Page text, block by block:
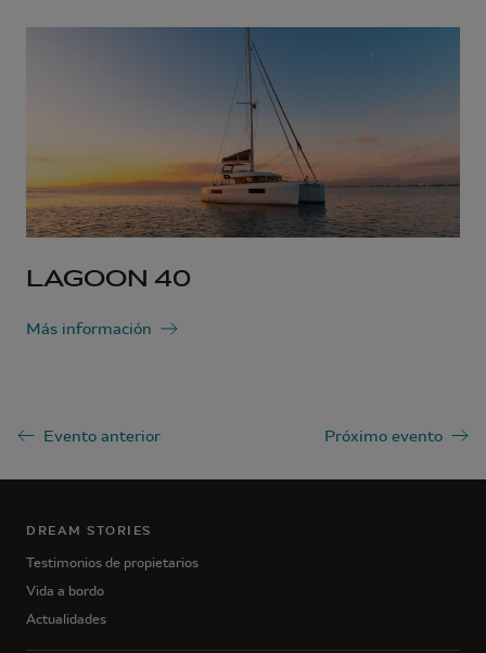
LAGOON 40
Más información
Evento anterior Próximo evento
DREAM STORIES
Testimonios de propietarios
Vida a bordo
Actualidades